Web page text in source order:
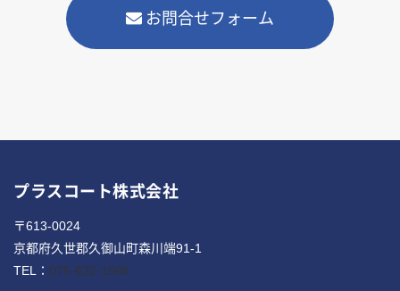
お問合せフォーム
プラスコート株式会社
〒613-0024
京都府久世郡久御山町森川端91-1
TEL： 075-632-1568